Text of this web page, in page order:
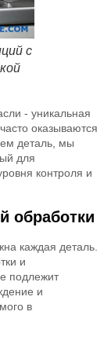
с
- уникальная
оказываются
деталь, мы
для
контроля и
обработки
каждая деталь.
и
подлежит
и
в